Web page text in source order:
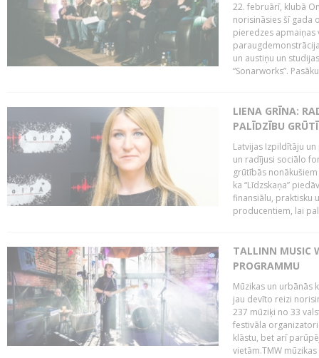
22. februārī, klubā
norisināsies šī gada
pieredzes apmaiņas
un austiņu un
“Sonarworks”.
LIENA GRĪNA:
PALĪDZĪBU
Latvijas Izpildītāju
un radījusi sociālo
grūtībās
ka “Līdzskaņa”
finansiālu, praktisku
producentiem, lai
TALLINN MUSIC
PROGRAMMU
Mūzikas un urbānās
jau devīto reizi
237 mūziķi no 33
festivāla
klāstu, bet arī
vietām.TMW